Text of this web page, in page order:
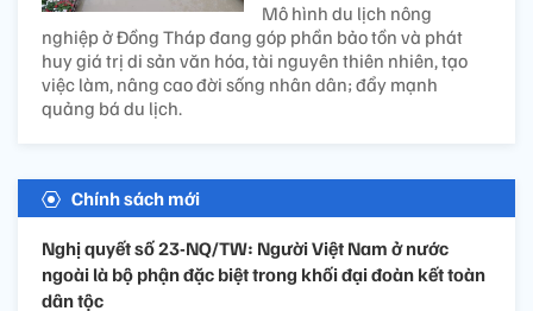
Mô hình du lịch nông
nghiệp ở Đồng Tháp đang góp phần bảo tồn và phát
huy giá trị di sản văn hóa, tài nguyên thiên nhiên, tạo
việc làm, nâng cao đời sống nhân dân; đẩy mạnh
quảng bá du lịch.
Chính sách mới
Nghị quyết số 23-NQ/TW: Người Việt Nam ở nước
ngoài là bộ phận đặc biệt trong khối đại đoàn kết toàn
dân tộc